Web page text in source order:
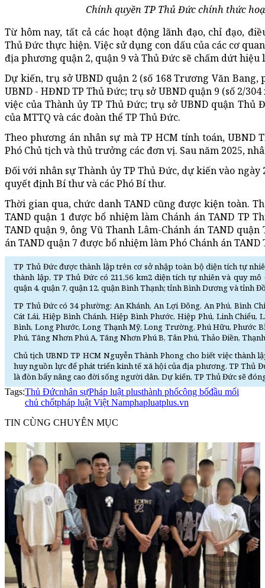
Chính quyền TP Thủ Đức chính thức
Từ hôm nay, tất cả các hoạt động lãnh đạo, chỉ đạo,
Thủ Đức thực hiện. Việc sử dụng con dấu của các cơ
địa phương quận 2, quận 9 và Thủ Đức sẽ chấm dứt hiệu
Dự kiến, trụ sở UBND quận 2 (số 168 Trương Văn
UBND - HĐND TP Thủ Đức; trụ sở UBND quận 9 (số 2/
việc của Thành ủy TP Thủ Đức; trụ sở UBND quận Thủ
của MTTQ và các đoàn thể TP Thủ Đức.
Theo phương án nhân sự mà TP HCM tính toán, UBND
Phó Chủ tịch và thủ trưởng các đơn vị. Sau năm 2025,
Đối với nhân sự Thành ủy TP Thủ Đức, dự kiến vào ngày
quyết định Bí thư và các Phó Bí thư.
Thời gian qua, chức danh TAND cũng được kiện toàn.
TAND quận 1 được bổ nhiệm làm Chánh án TAND TP
TAND quận 9, ông Vũ Thanh Lâm-Chánh án TAND
án TAND quận 7 được bổ nhiệm làm Phó Chánh án TAND
TP Thủ Đức được thành lập trên cơ sở nhập toàn bộ diện tích tự
thành lập, TP Thủ Đức có 211,56 km2 diện tích tự nhiên và quy
quận 4, quận 7, quận 12, quận Bình Thạnh; tỉnh Bình Dương và tỉnh
TP Thủ Đức có 34 phường: An Khánh, An Lợi Đông, An Phú, Bình
Cát Lái, Hiệp Bình Chánh, Hiệp Bình Phước, Hiệp Phú, Linh
Bình, Long Phước, Long Thạnh Mỹ, Long Trường, Phú Hữu, Phước
Phú, Tăng Nhơn Phú A, Tăng Nhơn Phú B, Tân Phú, Thảo Điền,
Chủ tịch UBND TP HCM Nguyễn Thành Phong cho biết việc thành
huy nguồn lực để phát triển kinh tế xã hội của địa phương. TP Thủ
là đòn bẩy nâng cao đời sống người dân. Dự kiến, TP Thủ Đức sẽ
Tags:Thủ Đứcnhân sựPháp luật plusthành phốcông bốđầu mối
chủ chốtpháp luật Việt Namphapluatplus.vn
TIN CÙNG CHUYÊN MỤC